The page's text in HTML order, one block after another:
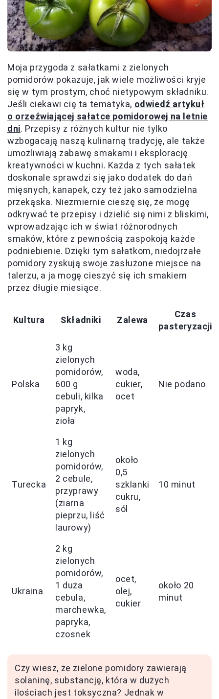
Moja przygoda z sałatkami z zielonych
pomidorów pokazuje, jak wiele możliwości kryje
się w tym prostym, choć nietypowym składniku.
Jeśli ciekawi cię ta tematyka, odwiedź artykuł
o orzeźwiającej sałatce pomidorowej na letnie
dni. Przepisy z różnych kultur nie tylko
wzbogacają naszą kulinarną tradycję, ale także
umożliwiają zabawę smakami i eksplorację
kreatywności w kuchni. Każda z tych sałatek
doskonale sprawdzi się jako dodatek do dań
mięsnych, kanapek, czy też jako samodzielna
przekąska. Niezmiernie cieszę się, że mogę
odkrywać te przepisy i dzielić się nimi z bliskimi,
wprowadzając ich w świat różnorodnych
smaków, które z pewnością zaspokoją każde
podniebienie. Dzięki tym sałatkom, niedojrzałe
pomidory zyskują swoje zasłużone miejsce na
talerzu, a ja mogę cieszyć się ich smakiem
przez długie miesiące.
Kultura Składniki Zalewa
Czas
pasteryzacji
Polska
3 kg
zielonych
pomidorów,
600 g
cebuli, kilka
papryk,
zioła
woda,
cukier,
ocet
Nie podano
Turecka
1 kg
zielonych
pomidorów,
2 cebule,
przyprawy
(ziarna
pieprzu, liść
laurowy)
około
0,5
szklanki
cukru,
sól
10 minut
Ukraina
2 kg
zielonych
pomidorów,
1 duża
cebula,
marchewka,
papryka,
czosnek
ocet,
olej,
cukier
około 20
minut
Czy wiesz, że zielone pomidory zawierają
solaninę, substancję, która w dużych
ilościach jest toksyczna? Jednak w